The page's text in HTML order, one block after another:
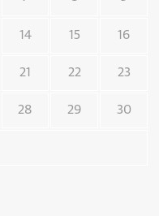
14 15 16
21 22 23
28 29 30